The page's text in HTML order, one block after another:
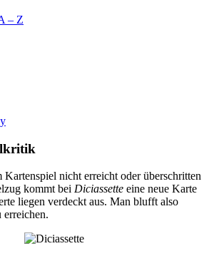
– Z
Kartenspiel nicht erreicht oder überschritten
kommt bei Diciassette eine neue Karte
liegen verdeckt aus. Man blufft also